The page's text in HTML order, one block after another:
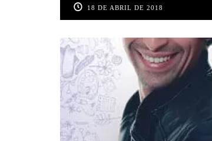
18 DE ABRIL DE 2018